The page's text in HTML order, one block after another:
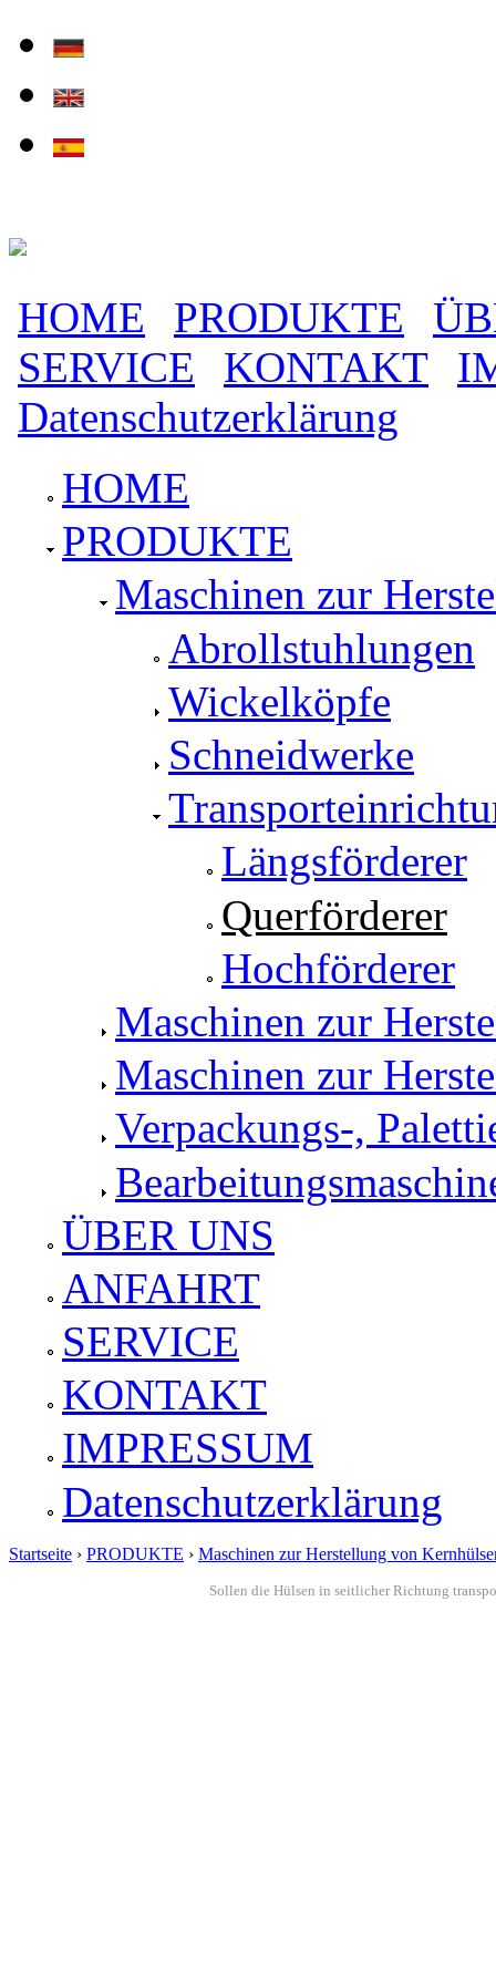
Hauptmenü
HOME PRODUKTE
SERVICE
KONTAKT
Datenschutzerklärung
HOME
PRODUKTE
Maschinen zur
Abrollstuhlungen
Wickelköpfe
Schneidwerke
Längsförderer
Querförderer
Hochförderer
Maschinen zur
Maschinen zur
Verpackungs-,
ÜBER UNS
ANFAHRT
SERVICE
KONTAKT
IMPRESSUM
Datenschutzerklärung
Startseite › PRODUKTE › Maschinen zur Herstellung von
Sollen die Hülsen in seitlicher Richtung